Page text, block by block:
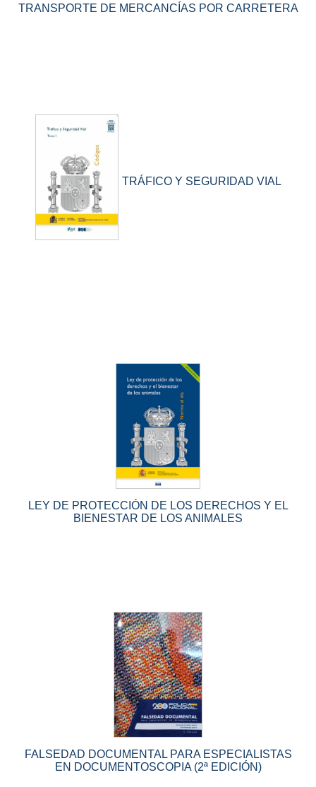
TRANSPORTE DE MERCANCÍAS POR CARRETERA
TRÁFICO Y SEGURIDAD VIAL
LEY DE PROTECCIÓN DE LOS DERECHOS Y EL
BIENESTAR DE LOS ANIMALES
FALSEDAD DOCUMENTAL PARA ESPECIALISTAS
EN DOCUMENTOSCOPIA (2ª EDICIÓN)